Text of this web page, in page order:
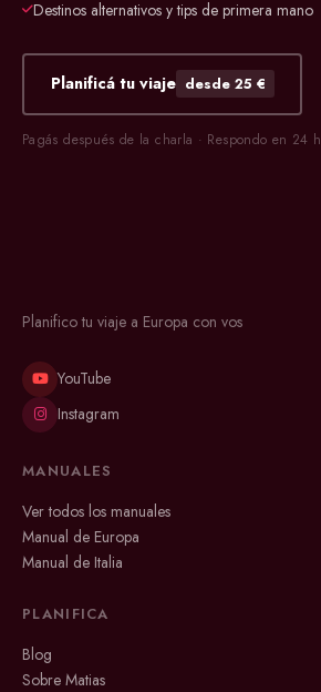
Destinos alternativos y tips de primera mano
Planificá tu viaje desde 25 €
Pagás después de la charla · Respondo en 24 h
Planifico tu viaje a Europa con vos
YouTube
Instagram
MANUALES
Ver todos los manuales
Manual de Europa
Manual de Italia
PLANIFICA
Blog
Sobre Matias